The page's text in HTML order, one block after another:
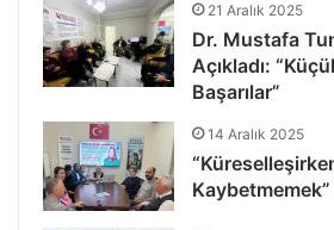
21 Aralık 2025
Dr. Mustafa
Açıkladı:
Başarılar”
14 Aralık 2025
Kaybetmemek”